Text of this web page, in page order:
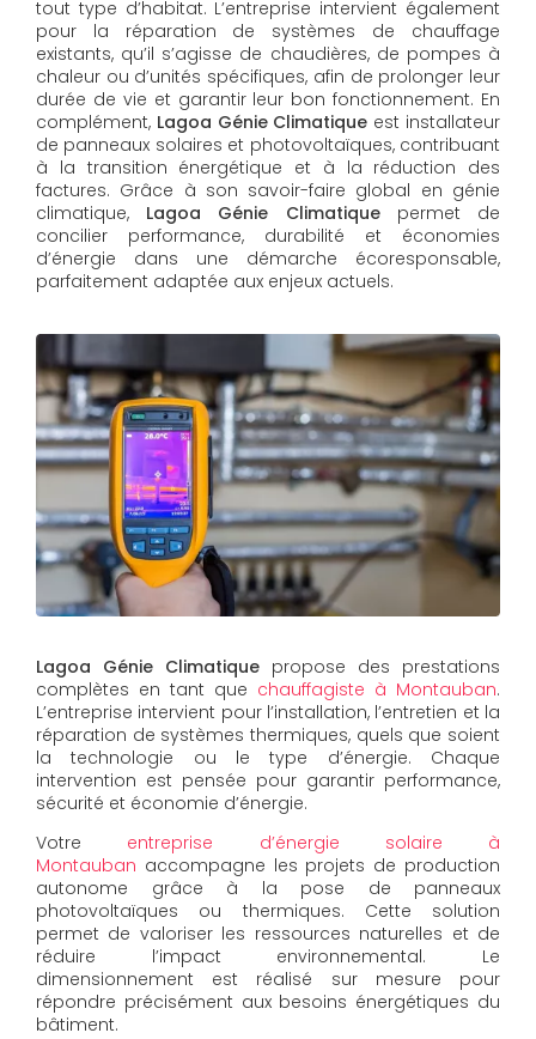
tout type d’habitat. L’entreprise intervient également
pour la réparation de systèmes de chauffage
existants, qu’il s’agisse de chaudières, de pompes à
chaleur ou d’unités spécifiques, afin de prolonger leur
durée de vie et garantir leur bon fonctionnement. En
complément, Lagoa Génie Climatique est installateur
de panneaux solaires et photovoltaïques, contribuant
à la transition énergétique et à la réduction des
factures. Grâce à son savoir-faire global en génie
climatique, Lagoa Génie Climatiquepermet de
concilier performance, durabilité et économies
d’énergie dans une démarche écoresponsable,
parfaitement adaptée aux enjeux actuels.
Lagoa Génie Climatique propose des prestations
complètes en tant que chauffagiste à Montauban.
L’entreprise intervient pour l’installation, l’entretien et la
réparation de systèmes thermiques, quels que soient
la technologie ou le type d’énergie. Chaque
intervention est pensée pour garantir performance,
sécurité et économie d’énergie.
Votre entreprise d’énergie solaire à
Montauban accompagne les projets de production
autonome grâce à la pose de panneaux
photovoltaïques ou thermiques. Cette solution
permet de valoriser les ressources naturelles et de
réduire l’impact environnemental. Le
dimensionnement est réalisé sur mesure pour
répondre précisément aux besoins énergétiques du
bâtiment.